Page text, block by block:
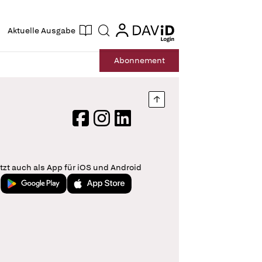
Aktuelle Ausgabe Suche login
login
Abonnement
Nach oben springen
FacebookInstagram
LinkedIn
auch als App für iOS und Android
Jetzt bei Google PlayLaden im App Store